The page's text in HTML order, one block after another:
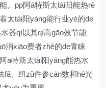
。pp阿ā特斯太tài阳能热rè
太tài阳yáng能行业yè的de
器qì以其qí高gāo效节能
消xiāo费者zhě的de青睐
ā特斯太tài阳yáng能热水
fǎ、组zǔ件参cān数和hé光